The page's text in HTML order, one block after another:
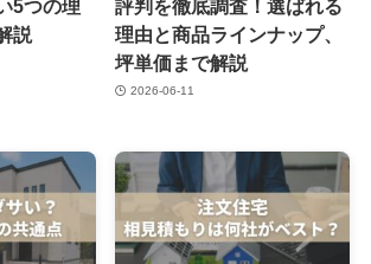
5つの理
説
評判を徹底調査！選ばれる
理由と商品ラインナップ、
坪単価まで解説
2026-06-11